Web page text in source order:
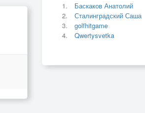
Баскаков Анатолий
Сталинградский Саша
golfhitgame
Qwertysvetka